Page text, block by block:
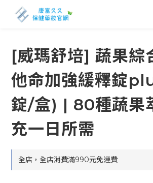
[威瑪舒培] 蔬果綜
他命加強緩釋錠
錠/盒) | 80種蔬果
充一日所需
全店，全店消費滿990元免運費